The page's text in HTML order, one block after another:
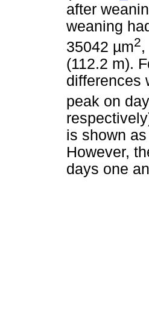
after
weaning
35042 µm2
(112.2 m).
differences
peak on
is shown
However,
days one